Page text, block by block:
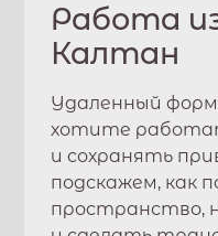
Работа
Калтан
Удаленный
хотите
и сохранять
подскажем, как
пространство,